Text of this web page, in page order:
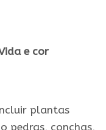
e cor
plantas
pedras, conchas,